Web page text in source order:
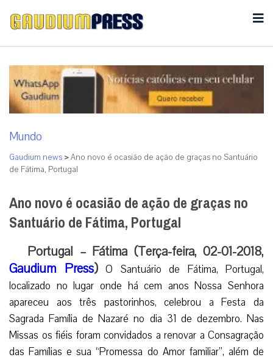
Mundo
Gaudium news >Ano novo é ocasião de ação de graças no Santuário
de Fátima, Portugal
Ano novo é ocasião de ação de graças no
Santuário de Fátima, Portugal
Portugal – Fátima (Terça-feira, 02-01-2018,
Gaudium Press)O Santuário de Fátima, Portugal,
localizado no lugar onde há cem anos Nossa Senhora
apareceu aos três pastorinhos, celebrou a Festa da
Sagrada Família de Nazaré no dia 31 de dezembro. Nas
Missas os fiéis foram convidados a renovar a Consagração
das Famílias e sua “Promessa do Amor familiar”, além de